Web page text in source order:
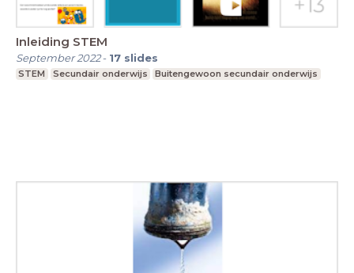
Inleiding STEM
September 2022- 17 slides
STEM Secundair onderwijs Buitengewoon secundair onderwijs